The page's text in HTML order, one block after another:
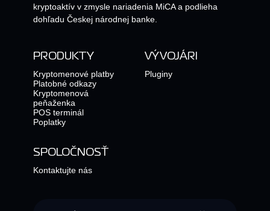
kryptoaktív v zmysle nariadenia MiCA a podlieha
dohľadu Českej národnej banke.
PRODUKTY
Kryptomenové platby
Platobné odkazy
Kryptomenová
peňaženka
POS terminál
Poplatky
VÝVOJÁRI
Pluginy
SPOLOČNOSŤ
Kontaktujte nás